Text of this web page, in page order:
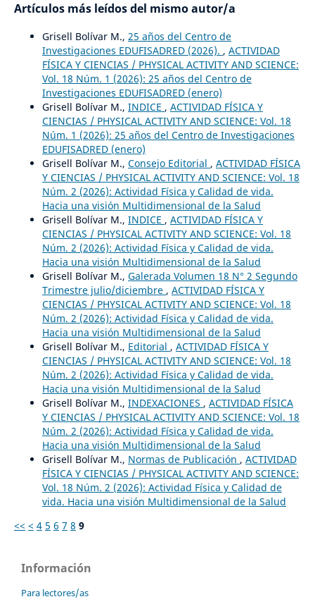
Artículos más leídos del mismo autor/a
Grisell Bolívar M., 25 años del Centro de
Investigaciones EDUFISADRED (2026). , ACTIVIDAD
FÍSICA Y CIENCIAS / PHYSICAL ACTIVITY AND SCIENCE:
Vol. 18 Núm. 1 (2026): 25 años del Centro de
Investigaciones EDUFISADRED (enero)
Grisell Bolívar M., INDICE , ACTIVIDAD FÍSICA Y
CIENCIAS / PHYSICAL ACTIVITY AND SCIENCE: Vol. 18
Núm. 1 (2026): 25 años del Centro de Investigaciones
EDUFISADRED (enero)
Grisell Bolívar M., Consejo Editorial , ACTIVIDAD FÍSICA
Y CIENCIAS / PHYSICAL ACTIVITY AND SCIENCE: Vol. 18
Núm. 2 (2026): Actividad Física y Calidad de vida.
Hacia una visión Multidimensional de la Salud
Grisell Bolívar M., INDICE , ACTIVIDAD FÍSICA Y
CIENCIAS / PHYSICAL ACTIVITY AND SCIENCE: Vol. 18
Núm. 2 (2026): Actividad Física y Calidad de vida.
Hacia una visión Multidimensional de la Salud
Grisell Bolívar M., Galerada Volumen 18 N° 2 Segundo
Trimestre julio/diciembre , ACTIVIDAD FÍSICA Y
CIENCIAS / PHYSICAL ACTIVITY AND SCIENCE: Vol. 18
Núm. 2 (2026): Actividad Física y Calidad de vida.
Hacia una visión Multidimensional de la Salud
Grisell Bolívar M., Editorial , ACTIVIDAD FÍSICA Y
CIENCIAS / PHYSICAL ACTIVITY AND SCIENCE: Vol. 18
Núm. 2 (2026): Actividad Física y Calidad de vida.
Hacia una visión Multidimensional de la Salud
Grisell Bolívar M., INDEXACIONES , ACTIVIDAD FÍSICA
Y CIENCIAS / PHYSICAL ACTIVITY AND SCIENCE: Vol. 18
Núm. 2 (2026): Actividad Física y Calidad de vida.
Hacia una visión Multidimensional de la Salud
Grisell Bolívar M., Normas de Publicación , ACTIVIDAD
FÍSICA Y CIENCIAS / PHYSICAL ACTIVITY AND SCIENCE:
Vol. 18 Núm. 2 (2026): Actividad Física y Calidad de
vida. Hacia una visión Multidimensional de la Salud
<< < 4 5 6 7 8 9
Información
Para lectores/as